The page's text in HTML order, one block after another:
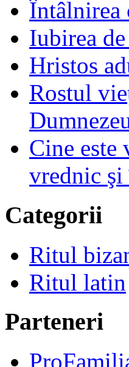
Întâlnirea
Iubirea
Hristos
Rostul
Cine este
vrednic şi
Categorii
Ritul
Ritul latin
Parteneri